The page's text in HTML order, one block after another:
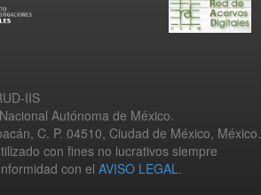
IIS
Autónoma de México.
C. P. 04510, Ciudad de México, México.
con fines no lucrativos siempre
con el AVISO LEGAL.